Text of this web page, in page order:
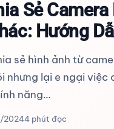
Sẻ
Hướng
sẻ hình ảnh từ
nhưng lại e ngại
năng…
20244 phút đọc